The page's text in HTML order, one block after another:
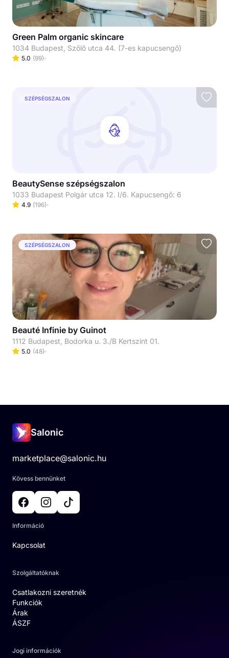
Green Palm organic skincare
1034 Budapest, Szőlő utca 44. (7-es kapucsengő)
5.0 (99)
SZÉPSÉGSZALON
BeautySense szépségszalon
1033 Budapest Polgár utca 12. I/6. Kapucsengő: 6
4.9 (196)
SZÉPSÉGSZALON
Beauté Infinie by Guinot
1112 Budapest, Bodorka u. 3./B Kertszint 01.
5.0 (48)
Salonic
marketplace@salonic.hu
Kövess bennünket
Információ
Kapcsolat
Szolgáltatóknak
Csatlakozni szeretnék
Funkciók
Árak
ÁSZF
Jogi információk